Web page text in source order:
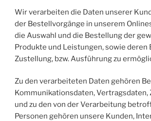
Wir verarbeiten die Daten unserer
der Bestellvorgänge in unserem
die Auswahl und die Bestellung der
Produkte und Leistungen, sowie deren
Zustellung, bzw. Ausführung zu
Zu den verarbeiteten Daten gehören
Kommunikationsdaten, Vertragsdaten,
und zu den von der Verarbeitung
Personen gehören unsere Kunden,